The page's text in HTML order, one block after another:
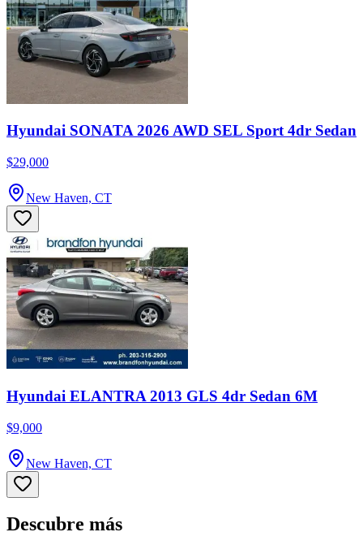
Hyundai SONATA 2026 AWD SEL Sport 4dr Sedan
$29,000
New Haven, CT
Hyundai ELANTRA 2013 GLS 4dr Sedan 6M
$9,000
New Haven, CT
Descubre más